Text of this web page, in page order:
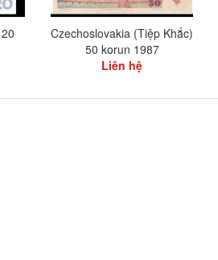
Czechoslovakia (Tiệp Khắc)
50 korun 1987
Liên hệ